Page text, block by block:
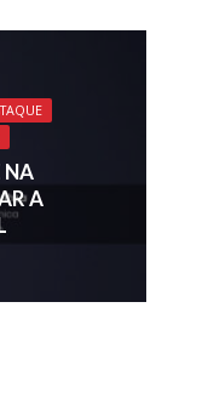
NA
A